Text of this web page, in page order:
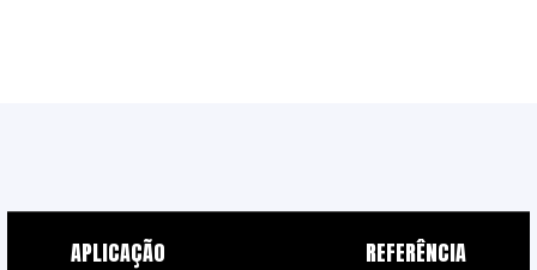
APLICAÇÃO REFERÊNCIA